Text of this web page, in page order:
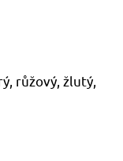
růžový, žlutý,